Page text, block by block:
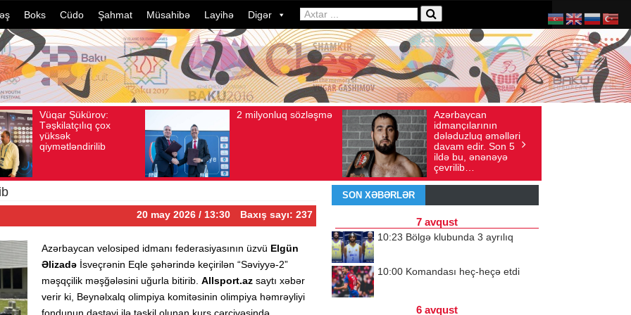
Boks Cüdo Şahmat Müsahibə Layihə Digər
2 milyonluq sözləşmə
Avqust 04, 2026
Azərbaycan
idmançılarının
dələduzluq əməlləri
davam edir. Son 5
ildə bu, ənənəyə
Baxış sayı: 136
Avqust 04, 2026
ürəyi hər zaman
doğma yurdu ilə
döyünür
İyul 30, 2026
20 may 2026 / 13:30 Baxış sayı: 237
Azərbaycan velosiped idmanı federasiyasının üzvü Elgün
Əlizadə İsveçrənin Eqle şəhərində keçirilən “Səviyyə-2”
məşqçilik məşğələsini uğurla bitirib. Allsport.az saytı xəbər
verir ki, Beynəlxalq olimpiya komitəsinin olimpiya həmrəyliyi
SON XƏBƏRLƏR
7 avqust
10:23 Bölgə klubunda 3 ayrılıq
10:00 Komandası heç-heçə etdi
6 avqust